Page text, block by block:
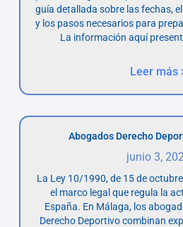
guía detallada sobre las fechas,
y los pasos necesarios para
La información aquí
Leer más
Abogados Derecho
junio 3,
La Ley 10/1990, de 15 de
el marco legal que regula la
España. En Málaga, los
Derecho Deportivo combinan